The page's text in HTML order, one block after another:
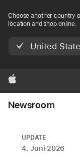
Choose another country
location and shop online.
United
Apple
Newsroom
UPDATE
4. Juni 2026